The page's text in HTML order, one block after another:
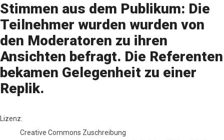
Stimmen aus dem Publikum: Die
Teilnehmer wurden wurden von
den Moderatoren zu ihren
Ansichten befragt. Die Referenten
bekamen Gelegenheit zu einer
Replik.
Axel Schulten
Lizenz:
Creative Commons Zuschreibung